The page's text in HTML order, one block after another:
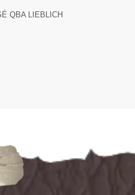
QBA LIEBLICH